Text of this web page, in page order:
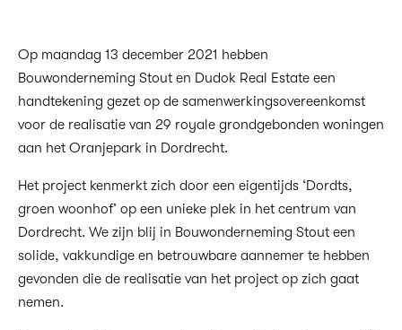
Op maandag 13 december 2021 hebben
Bouwonderneming Stout en Dudok Real Estate een
handtekening gezet op de samenwerkingsovereenkomst
voor de realisatie van 29 royale grondgebonden woningen
aan het Oranjepark in Dordrecht.
Het project kenmerkt zich door een eigentijds ‘Dordts,
groen woonhof’ op een unieke plek in het centrum van
Dordrecht. We zijn blij in Bouwonderneming Stout een
solide, vakkundige en betrouwbare aannemer te hebben
gevonden die de realisatie van het project op zich gaat
nemen.